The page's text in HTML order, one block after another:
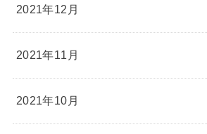
2021年12月
2021年11月
2021年10月